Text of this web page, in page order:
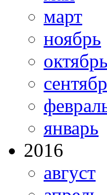
март
ноябрь
октябрь
январь
2016
август